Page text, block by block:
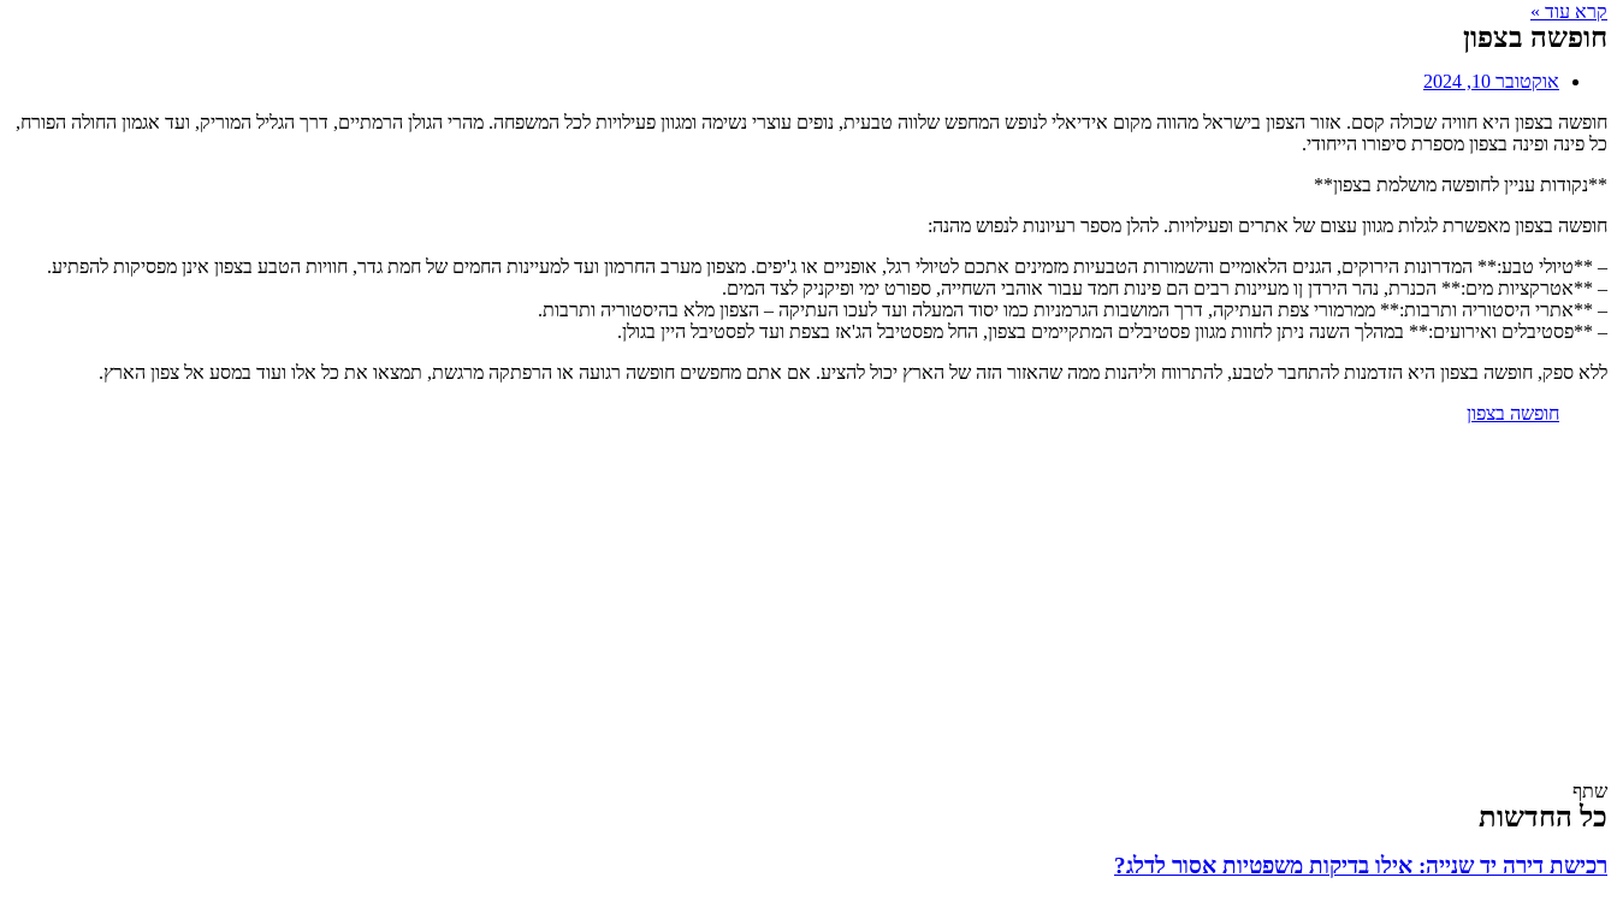
קרא עוד »
חופשה בצפון
אוקטובר 10, 2024
חופשה בצפון היא חוויה שכולה קסם. אזור הצפון בישראל מהווה מקום אידיאלי לנופש המחפש שלווה טבעית, נופים עוצרי נשימה ומגוון פעילויות לכל המשפחה. מהרי הגולן הרמתיים, דרך הגליל המוריק, ועד אגמון החולה הפורח,
כל פינה ופינה בצפון מספרת סיפורו הייחודי.
**נקודות עניין לחופשה מושלמת בצפון**
חופשה בצפון מאפשרת לגלות מגוון עצום של אתרים ופעילויות. להלן מספר רעיונות לנפוש מהנה:
– **טיולי טבע:** המדרונות הירוקים, הגנים הלאומיים והשמורות הטבעיות מזמינים אתכם לטיולי רגל, אופניים או ג'יפים. מצפון מערב החרמון ועד למעיינות החמים של חמת גדר, חוויות הטבע בצפון אינן מפסיקות להפתיע.
– **אטרקציות מים:** הכנרת, נהר הירדן ןו מעיינות רבים הם פינות חמד עבור אוהבי השחייה, ספורט ימי ופיקניק לצד המים.
– **אתרי היסטוריה ותרבות:** ממרמורי צפת העתיקה, דרך המושבות הגרמניות כמו יסוד המעלה ועד לעכו העתיקה – הצפון מלא בהיסטוריה ותרבות.
– **פסטיבלים ואירועים:** במהלך השנה ניתן לחוות מגוון פסטיבלים המתקיימים בצפון, החל מפסטיבל הג'אז בצפת ועד לפסטיבל היין בגולן.
ללא ספק, חופשה בצפון היא הזדמנות להתחבר לטבע, להתרווח וליהנות ממה שהאזור הזה של הארץ יכול להציע. אם אתם מחפשים חופשה רגועה או הרפתקה מרגשת, תמצאו את כל אלו ועוד במסע אל צפון הארץ.
חופשה בצפון
שתף
כל החדשות
רכישת דירה יד שנייה: אילו בדיקות משפטיות אסור לדלג?